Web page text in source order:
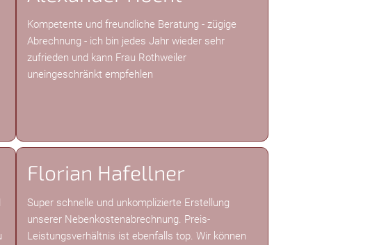
Kompetente und freundliche Beratung - zügige
Abrechnung - ich bin jedes Jahr wieder sehr
zufrieden und kann Frau Rothweiler
uneingeschränkt empfehlen
Florian Hafellner
Super schnelle und unkomplizierte Erstellung
unserer Nebenkostenabrechnung. Preis-
Leistungsverhältnis ist ebenfalls top. Wir können